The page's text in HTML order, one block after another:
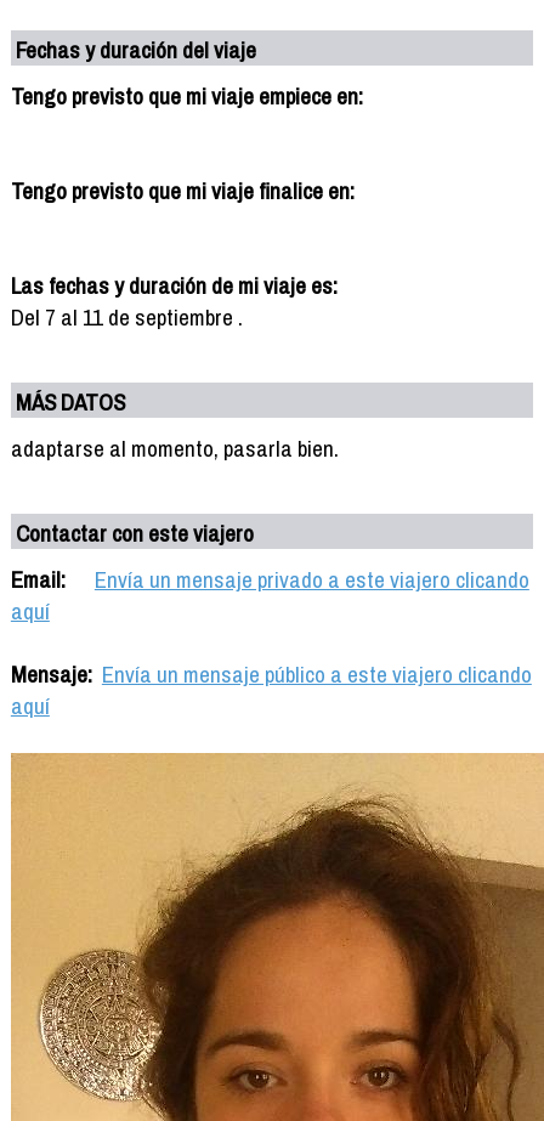
Fechas y duración del viaje
Tengo previsto que mi viaje empiece en:
Tengo previsto que mi viaje finalice en:
Las fechas y duración de mi viaje es:
Del 7 al 11 de septiembre .
MÁS DATOS
adaptarse al momento, pasarla bien.
Contactar con este viajero
Email:
Envía un mensaje privado a este viajero clicando
aquí
Mensaje: Envía un mensaje público a este viajero clicando
aquí